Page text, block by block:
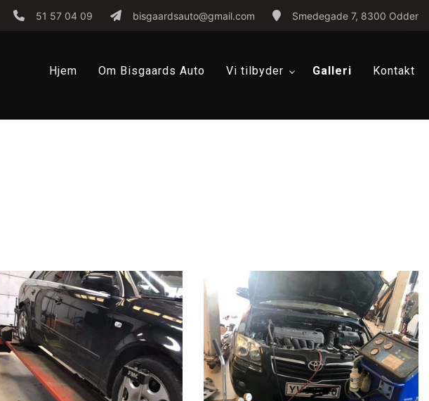
51 57 04 09 bisgaardsauto@gmail.com Smedegade 7, 8300 Odder
Hjem Om Bisgaards Auto Vi tilbyder Galleri Kontakt